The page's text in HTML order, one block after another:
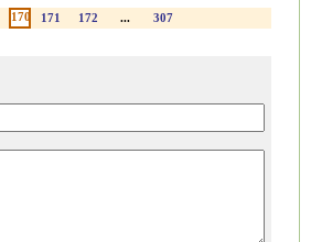
170 171 172 ... 307